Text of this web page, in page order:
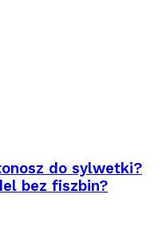
do sylwetki?
bez fiszbin?